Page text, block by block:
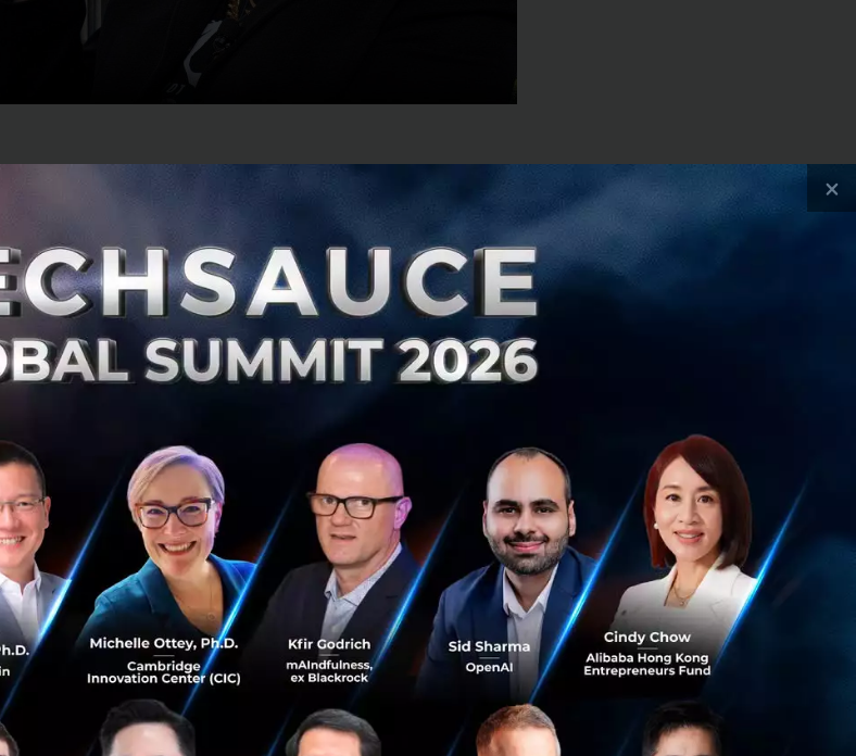
"
ปฏิบัติการของสำนักงานปกป้องสิ่งแวดล้อมสหรัฐ (EPA) ไม่
ป็นสำหรับการเก็บรักษาสิ่งตัวอย่าง ในขณะที่เจ้าหน้าที่ของ
ยา (FDA) ต้องประสบปัญหาในการจัดซื้ออุปกรณ์พื้นฐานอย่างหัว
นที่สำคัญถูกขัดขวาง และการให้บริการประชาชนล่าช้าลงเป็น
ไร้ประสิทธิภาพและความยุ่งยากที่เกิดจากนโยบายรัดเข็มขัดสุดขั้ว
เปลี่ยนสิ่งของที่จำเป็นระหว่างกัน ซึ่งเป็นวิธีการแก้ปัญหาเฉพาะ
าพการทำงานในระยะยาว
องประชาชน
ไม่ได้จำกัดอยู่เพียงแค่การจัดซื้ออุปกรณ์เท่านั้น แต่ยังส่งผลกระทบ
วย เจ้าหน้าที่สำนักงานประกันสังคม (SSA) ไม่สามารถออกใบส่ง
ารคลังถูกตัดสิทธิ์เข้าถึงระบบ PACER เพื่อใช้ติดตามคดีของศาล
งต่อการให้บริการประชาชน และอาจนำไปสู่ความไม่พอใจในหมู่
×